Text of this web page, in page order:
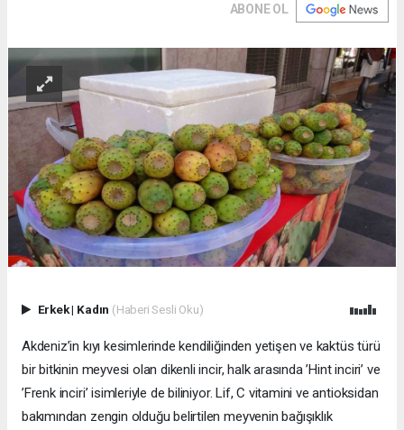
ABONE OL
Erkek| Kadın (Haberi Sesli Oku)
Akdeniz’in kıyı kesimlerinde kendiliğinden yetişen ve kaktüs türü
bir bitkinin meyvesi olan dikenli incir, halk arasında ’Hint inciri’ ve
’Frenk inciri’ isimleriyle de biliniyor. Lif, C vitamini ve antioksidan
bakımından zengin olduğu belirtilen meyvenin bağışıklık